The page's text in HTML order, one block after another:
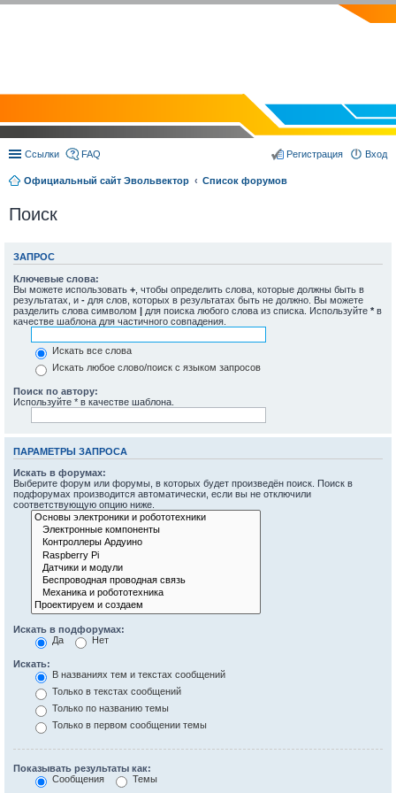
Ссылки FAQ Вход
Регистрация
Официальный сайт Эвольвектор Список форумов
Поиск
ЗАПРОС
Ключевые слова:
Вы можете использовать + , чтобы определить слова, которые должны быть в
результатах, и - для слов, которых в результатах быть не должно. Вы можете
разделить слова символом | для поиска любого слова из списка. Используйте * в
качестве шаблона для частичного совпадения.
Искать все слова
Искать любое слово/поиск с языком запросов
Поиск по автору:
Используйте * в качестве шаблона.
ПАРАМЕТРЫ ЗАПРОСА
Искать в форумах:
Выберите форум или форумы, в которых будет произведён поиск. Поиск в
подфорумах производится автоматически, если вы не отключили
соответствующую опцию ниже.
Искать в подфорумах:
Да
Нет
Искать:
В названиях тем и текстах сообщений
Только в текстах сообщений
Только по названию темы
Только в первом сообщении темы
Показывать результаты как:
Сообщения
Темы